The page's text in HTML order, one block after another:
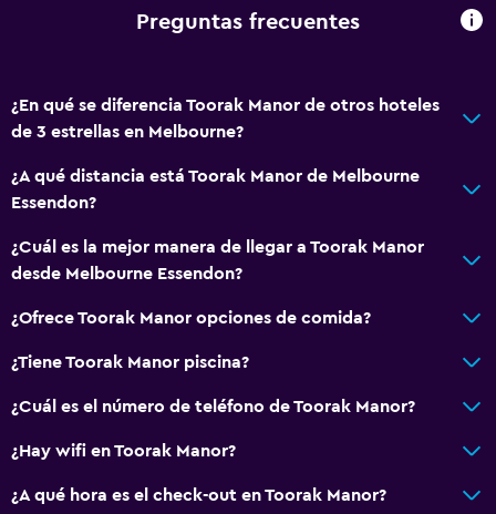
Estacionamiento y transporte
Estacionamiento gratuito
Estacionamiento privado
Sistema de entretenimiento
Radio
TV de pantalla plana
Lavandería
Lavandería
Servicios de lavandería/tintorería
Preguntas frecuentes
¿En qué se diferencia Toorak Manor de otros hoteles
de 3 estrellas en Melbourne?
¿A qué distancia está Toorak Manor de Melbourne
Essendon?
¿Cuál es la mejor manera de llegar a Toorak Manor
desde Melbourne Essendon?
¿Ofrece Toorak Manor opciones de comida?
¿Tiene Toorak Manor piscina?
¿Cuál es el número de teléfono de Toorak Manor?
¿Hay wifi en Toorak Manor?
¿A qué hora es el check-out en Toorak Manor?